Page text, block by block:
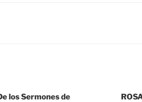
los Sermones de